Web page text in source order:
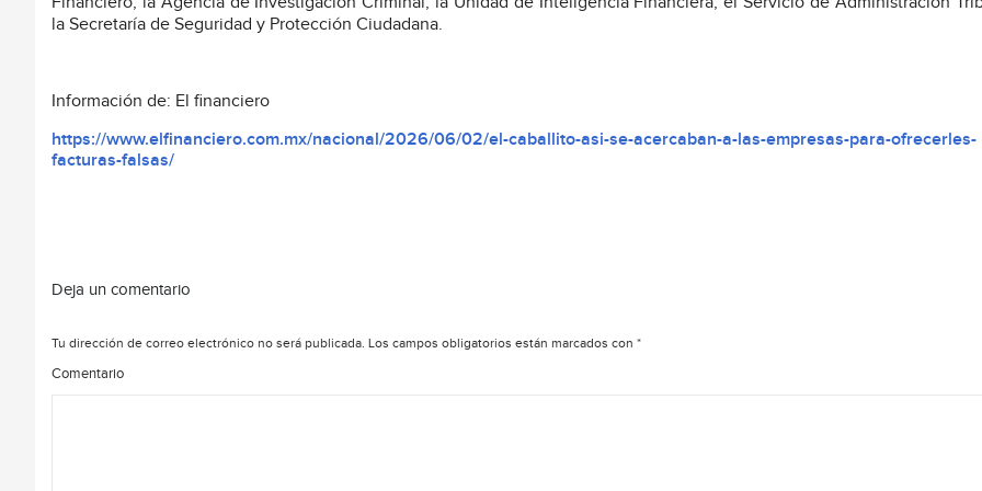
la Secretaría de Seguridad y Protección Ciudadana.
Información de: El financiero
https://www.elfinanciero.com.mx/nacional/2026/06/02/el-caballito-asi-se-acercaban-a-las-empresas-para-ofrecerles-
facturas-falsas/
Deja un comentario
Tu dirección de correo electrónico no será publicada. Los campos obligatorios están marcados con *
Comentario